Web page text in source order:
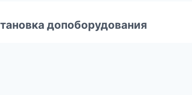
допоборудования